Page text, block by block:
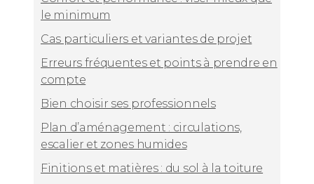
le minimum
Cas particuliers et variantes de projet
Erreurs fréquentes et points à prendre en
compte
Bien choisir ses professionnels
Plan d’aménagement : circulations,
escalier et zones humides
Finitions et matières : du sol à la toiture